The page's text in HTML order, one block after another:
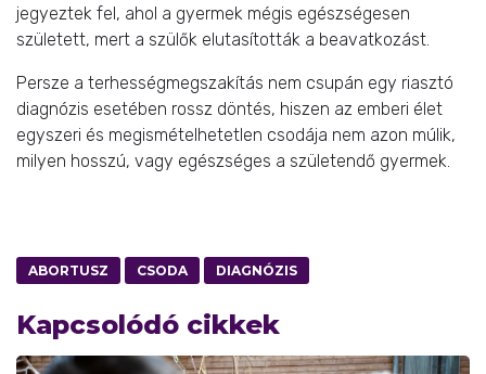
jegyeztek fel, ahol a gyermek mégis egészségesen
született, mert a szülők elutasították a beavatkozást.
Persze a terhességmegszakítás nem csupán egy riasztó
diagnózis esetében rossz döntés, hiszen az emberi élet
egyszeri és megismételhetetlen csodája nem azon múlik,
milyen hosszú, vagy egészséges a születendő gyermek.
ABORTUSZ CSODA DIAGNÓZIS
Kapcsolódó cikkek